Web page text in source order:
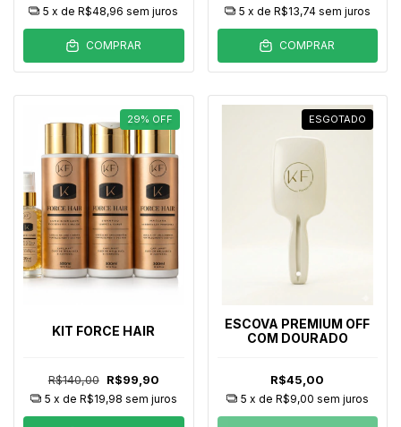
5 x deR$48,96 sem juros
COMPRAR
5 x de R$13,74 sem juros
COMPRAR
29% OFF
KIT FORCE HAIR
R$140,00 R$99,90
5 x de R$19,98 sem juros
ESGOTADO
ESCOVA PREMIUM OFF
COM DOURADO
R$45,00
5 x de R$9,00 sem juros